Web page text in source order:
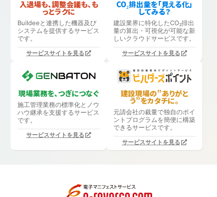
入退場も、調整会議も、も
っとラクに
Buildeeと連携した機器及び
システムを提供するサービス
です。
サービスサイトを見る
CO₂排出量を「見える化」
してみる？
建設業界に特化したCO₂排出
量の算出・可視化が可能な新
しいクラウドサービスです。
サービスサイトを見る
現場業務を、つぎにつなぐ
施工管理業務の標準化と ノウ
ハウ継承を支援するサービス
です。
サービスサイトを見る
建設現場の”ありがと
う”をカタチに。
元請会社の裁量で独自のポイ
ントプログラムを簡便に構築
できるサービスです。
サービスサイトを見る